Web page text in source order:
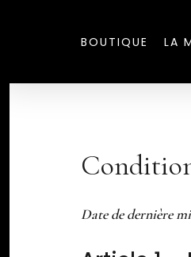
content
BOUTIQUE LA
Date de dernière